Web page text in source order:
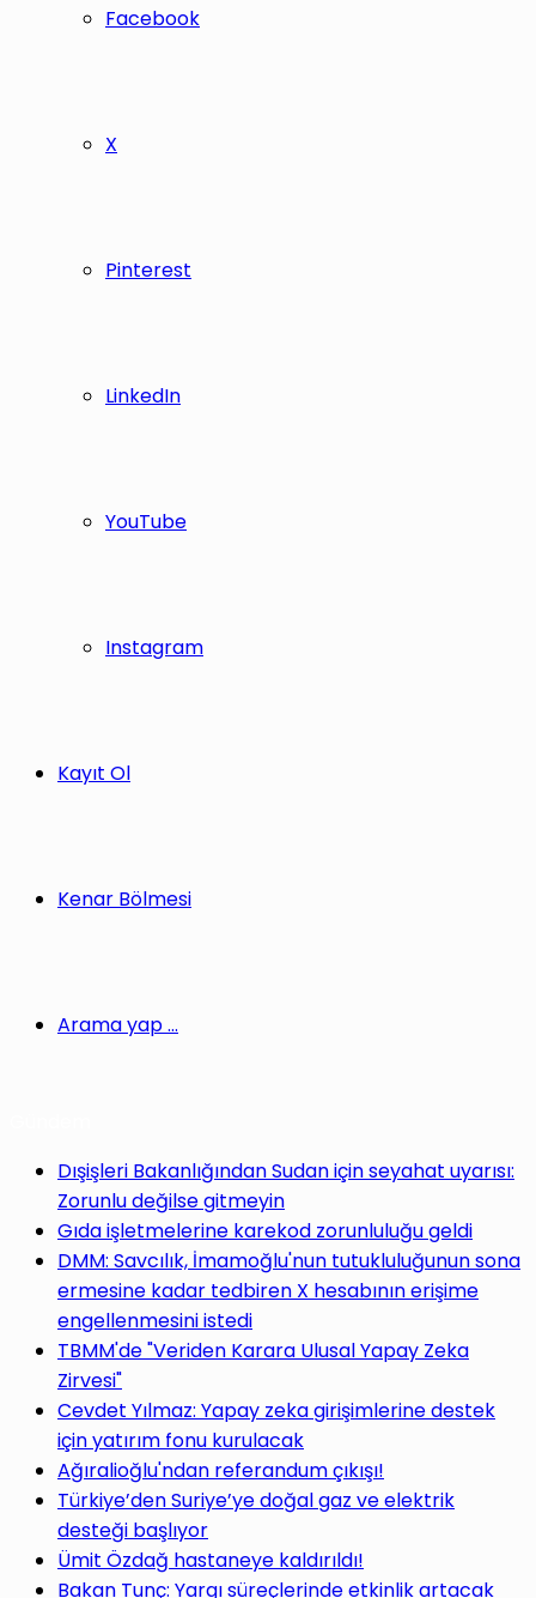
Facebook
X
Pinterest
LinkedIn
YouTube
Instagram
Kayıt Ol
Kenar Bölmesi
Arama yap ...
Dışişleri Bakanlığından Sudan için seyahat uyarısı:
Zorunlu değilse gitmeyin
Gıda işletmelerine karekod zorunluluğu geldi
DMM: Savcılık, İmamoğlu'nun tutukluluğunun sona
ermesine kadar tedbiren X hesabının erişime
engellenmesini istedi
TBMM'de "Veriden Karara Ulusal Yapay Zeka
Zirvesi"
Cevdet Yılmaz: Yapay zeka girişimlerine destek
için yatırım fonu kurulacak
Ağıralioğlu'ndan referandum çıkışı!
Türkiye’den Suriye’ye doğal gaz ve elektrik
desteği başlıyor
Ümit Özdağ hastaneye kaldırıldı!
Bakan Tunç: Yargı süreçlerinde etkinlik artacak